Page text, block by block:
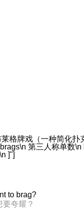
格牌戏（一种简化
第三人称单数
]"]
to brag?
夸耀？